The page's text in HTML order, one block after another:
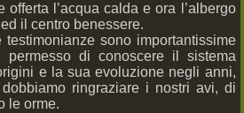
l’acqua calda e ora l’albergo
il centro benessere.
sono importantissime
di conoscere il sistema
e la sua evoluzione negli anni,
ringraziare i nostri avi, di
le orme.